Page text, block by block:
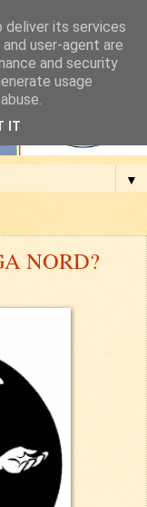
▼
NORD?
deliver its services
user-agent are
and security
usage
IT